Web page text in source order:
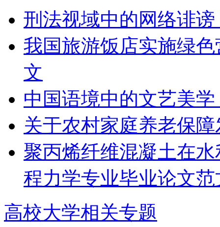
刑法视域中的网络诽
我国旅游饭店实施绿
文
中国语境中的文艺美
关于农村家庭养老保
聚丙烯纤维混凝土在
程力学专业毕业论文范
高校大学相关专题